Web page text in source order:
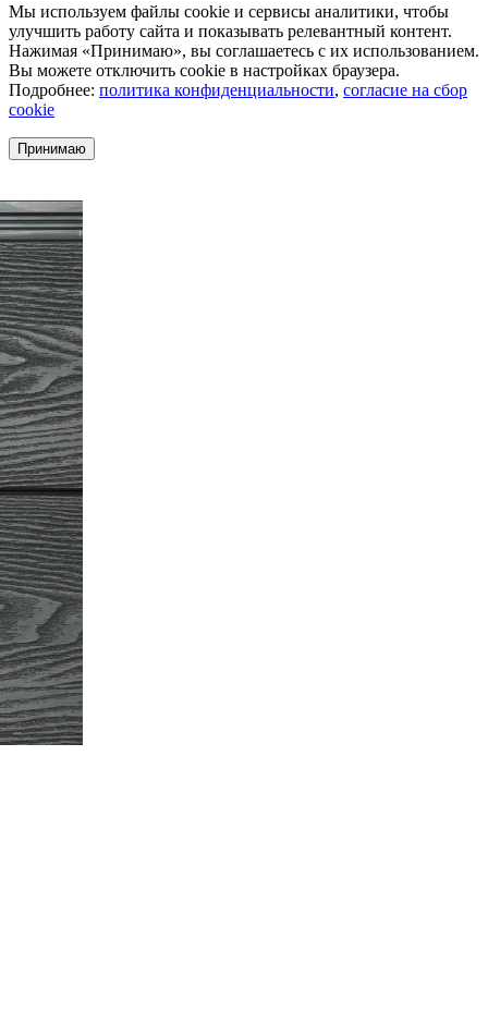
Мы используем файлы cookie и сервисы аналитики, чтобы
улучшить работу сайта и показывать релевантный контент.
Нажимая «Принимаю», вы соглашаетесь с их использованием.
Вы можете отключить cookie в настройках браузера.
Подробнее: политика конфиденциальности, согласие на сбор
cookie
Принимаю